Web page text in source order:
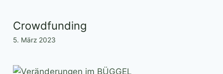
Crowdfunding
5. März 2023